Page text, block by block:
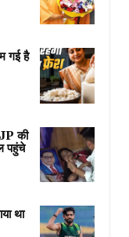
गई है
की
पहुंचे
था